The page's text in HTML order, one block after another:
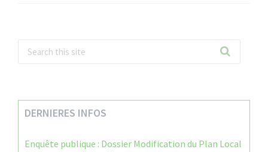
DERNIERES INFOS
Enquête publique : Dossier Modification du Plan Local